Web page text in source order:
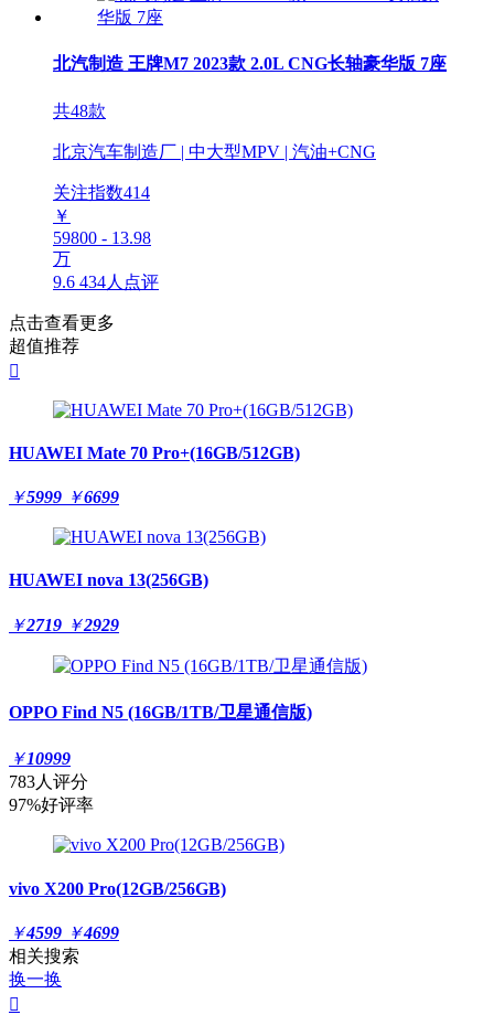
北汽制造 王牌M7 2023款 2.0L CNG长轴豪华版 7座
共48款
北京汽车制造厂 | 中大型MPV | 汽油+CNG
关注指数414
￥
59800 - 13.98
万
9.6 434人点评
点击查看更多
超值推荐

HUAWEI Mate 70 Pro+(16GB/512GB)
￥5999 ￥6699
HUAWEI nova 13(256GB)
￥2719 ￥2929
OPPO Find N5 (16GB/1TB/卫星通信版)
￥10999
783人评分
97%好评率
vivo X200 Pro(12GB/256GB)
￥4599 ￥4699
相关搜索
换一换
